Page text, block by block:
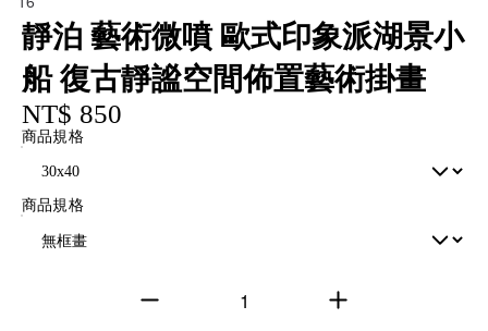
靜泊 藝術微噴 歐式印象派湖景小
船 復古靜謐空間佈置藝術掛畫
NT$ 850
商品規格
商品規格